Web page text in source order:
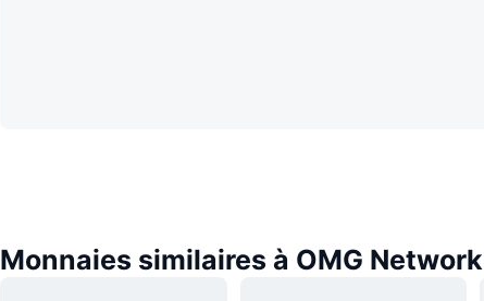
Monnaies similaires à OMG Network